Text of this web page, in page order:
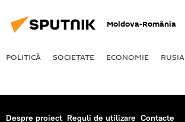
Moldova-România
POLITICĂ SOCIETATE ECONOMIE RUSIA
Despre proiect Reguli de utilizare Contacte